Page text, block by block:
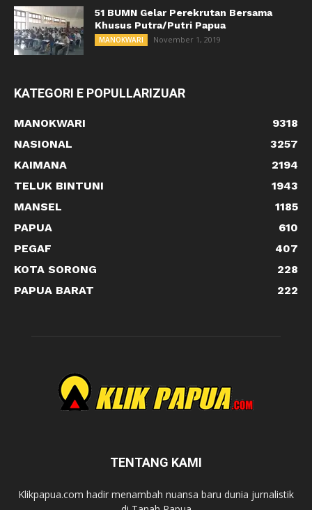
51 BUMN Gelar Perekrutan Bersama
Khusus Putra/Putri Papua
MANOKWARI November 1, 2019
KATEGORI E POPULLARIZUAR
MANOKWARI
9318
NASIONAL
3257
KAIMANA
2194
TELUK BINTUNI
1943
MANSEL
1185
PAPUA
610
PEGAF
407
KOTA SORONG
228
PAPUA BARAT
222
TENTANG KAMI
Klikpapua.com hadir menambah nuansa baru dunia jurnalistik